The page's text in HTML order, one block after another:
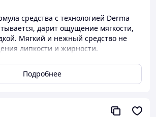
средства с технологией Derma
дарит ощущение мягкости,
Мягкий и нежный средство не
липкости и жирности.
протестировано.
на аллергенность. Изготовлено в
Подробнее